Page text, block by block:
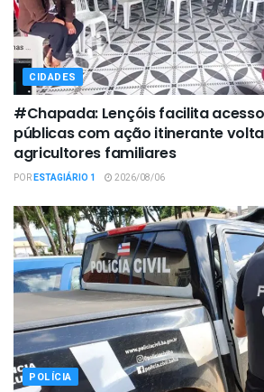
CIDADES
#Chapada: Lençóis facilita
públicas com ação itinerante
agricultores familiares
PORESTAGIÁRIO 1 2026/08/06
POLÍCIA